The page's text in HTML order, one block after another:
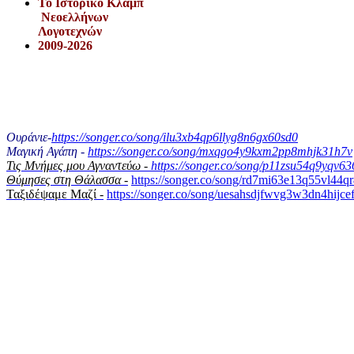
Το Iστορικό Κλαμπ
Νεοελλήνων
Λογοτεχνών
2009-2026
Ουράνιε-https://songer.co/song/ilu3xb4qp6llyg8n6gx60sd0
Μαγική Αγάπη - https://songer.co/song/mxqgo4y9kxm2pp8mhjk31h7v
Τις Μνήμες μου Αγναντεύω - https://songer.co/song/
Θύμησες στη Θάλασσα - https://songer.co/song/
Ταξιδέψαμε Μαζί - https://songer.co/song/uesahsdjfwvg3w3dn4hijcef